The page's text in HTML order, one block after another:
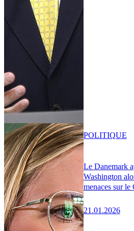
Le Danemark
Washington
menaces sur le
21.01.2026
POLITIQUE